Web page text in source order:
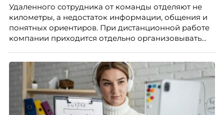
Удаленного сотрудника от команды отделяют не
километры, а недостаток информации, общения и
понятных ориентиров. При дистанционной работе
компании приходится отдельно организовывать
по работе с персоналом Инфомаксимум,
рассказывает, как выстроить адаптацию
распределенной команды без лишнего контроля и
бесконечных созвонов.